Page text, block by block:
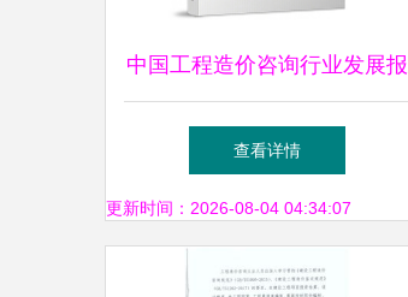
中国工程造价咨询行业发展报
告（2021版）深度洞察
查看详情
更新时间：2026-08-04 04:34:07